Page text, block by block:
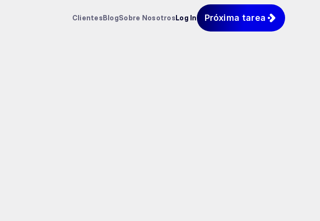
ClientesBlogSobre NosotrosLog In Próxima tarea